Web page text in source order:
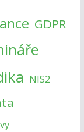
GDPR
NIS2